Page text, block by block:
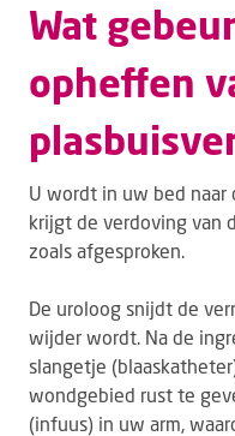
Verwijzers
MijnDZ
Wat
opheffen
U wordt in uw bed naar
krijgt de verdoving van
zoals afgesproken.
De uroloog snijdt de
wijder wordt. Na de
slangetje
wondgebied rust te
(infuus) in uw arm,